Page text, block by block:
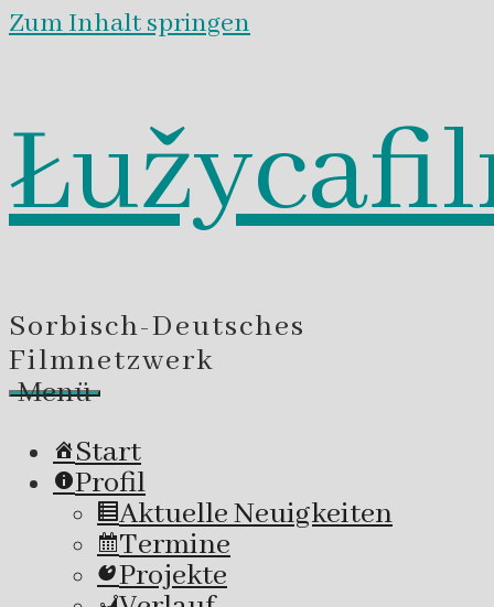
Zum Inhalt springen
Sorbisch-Deutsches
Filmnetzwerk
Menü
Start
Profil
Aktuelle Neuigkeiten
Termine
Projekte